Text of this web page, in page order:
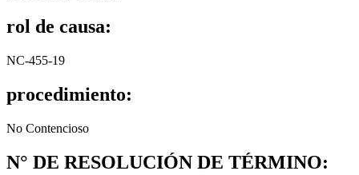
rol de causa:
NC-455-19
procedimiento:
No Contencioso
N° DE RESOLUCIÓN DE TÉRMINO: